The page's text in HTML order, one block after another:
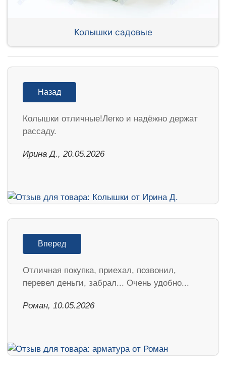
Колышки садовые
Назад
Колышки отличные!Легко и надёжно держат
рассаду.
Ирина Д., 20.05.2026
Вперед
Отличная покупка, приехал, позвонил,
перевел деньги, забрал... Очень удобно...
Роман, 10.05.2026